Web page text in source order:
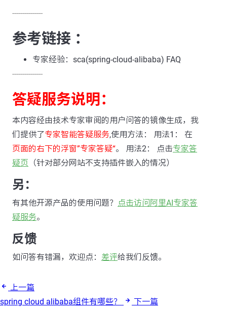
---------------
参考链接 ：
专家经验：sca(spring-cloud-alibaba) FAQ
---------------
答疑服务说明：
本内容经由技术专家审阅的用户问答的镜像生成，我
们提供了专家智能答疑服务,使用方法： 用法1： 在
页面的右下的浮窗”专家答疑“。 用法2： 点击专家答
疑页 （针对部分网站不支持插件嵌入的情况）
另：
有其他开源产品的使用问题？
点击访问阿里AI专家答
疑服务。
反馈
如问答有错漏，欢迎点： 差评给我们反馈。
上一篇
spring cloud alibaba组件有哪些？
下一篇